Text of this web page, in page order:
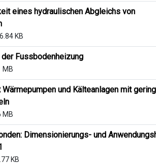
eines hydraulischen Abgleichs von
KB
der Fussbodenheizung
MB
Wärmepumpen und Kälteanlagen mit
MB
Dimensionierungs- und
KB